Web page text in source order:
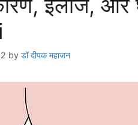
इलाज,
by डॉ दीपक महाजन